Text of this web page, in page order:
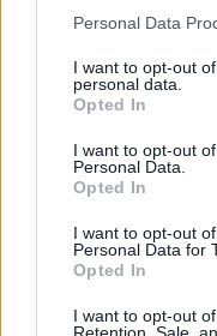
Please note that this
not limited to your visit
grant or deny consent
use your data for
consent section.
Personal Data
I want to opt-out
personal data.
Opted In
I want to opt-out
Personal Data.
Opted In
I want to opt-out
Personal Data for
Opted In
I want to opt-out
autópálya útépítés
M1 bővítés: már
csomópont építése
Tizenegy meglévő
különszintű
bővítésénél.
Új